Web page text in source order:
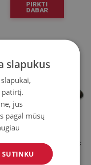
PIRKTI
DABAR
GEOMETRINIS RAŠTAS
slapukus
jūs
pagal mūsų
SUTINKU